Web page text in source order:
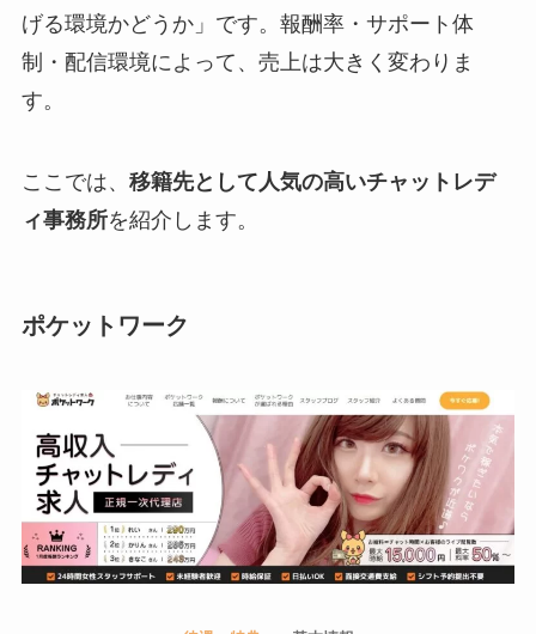
げる環境かどうか」です。報酬率・サポート体
制・配信環境によって、売上は大きく変わりま
す。
ここでは、 移籍先として人気の高いチャットレデ
ィ事務所を紹介します。
ポケットワーク